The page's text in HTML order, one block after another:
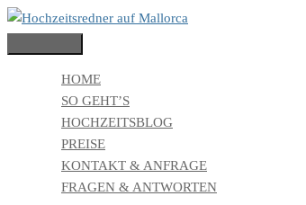
Zum
Inhalt
springen
HOME
SO GEHT’S
HOCHZEITSBLOG
PREISE
KONTAKT & ANFRAGE
FRAGEN & ANTWORTEN